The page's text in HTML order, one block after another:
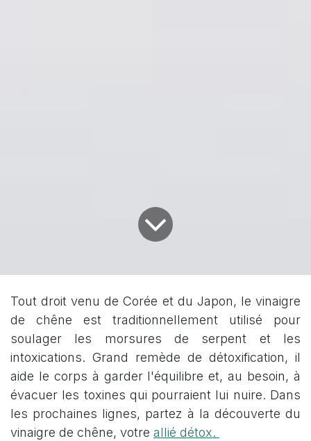
Tout droit venu de Corée et du Japon, le vinaigre
de chêne est traditionnellement utilisé pour
soulager les morsures de serpent et les
intoxications. Grand remède de détoxification, il
aide le corps à garder l'équilibre et, au besoin, à
évacuer les toxines qui pourraient lui nuire. Dans
les prochaines lignes, partez à la découverte du
vinaigre de chêne, votre allié détox.